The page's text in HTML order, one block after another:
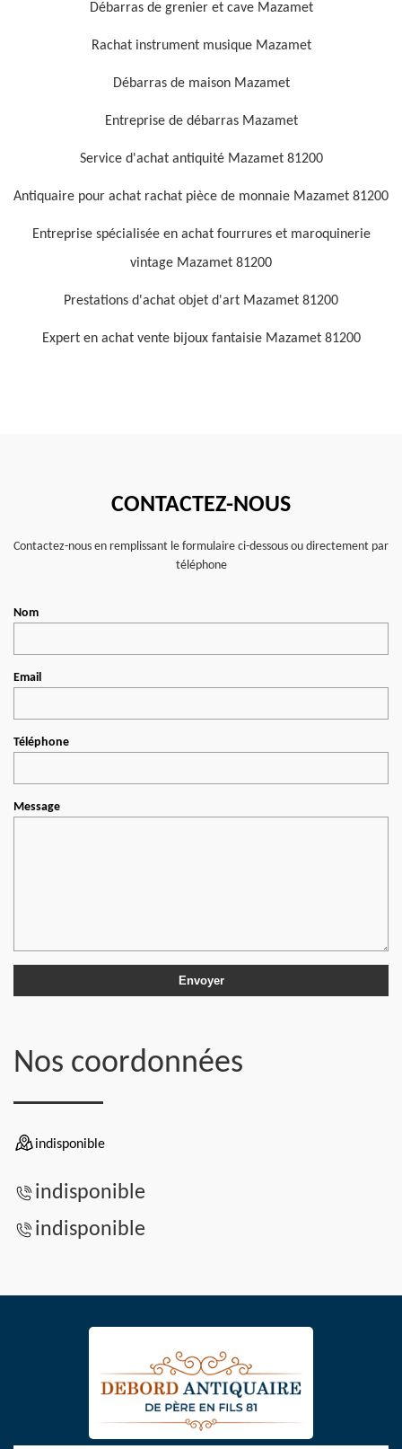
Débarras de grenier et cave Mazamet
Rachat instrument musique Mazamet
Débarras de maison Mazamet
Entreprise de débarras Mazamet
Service d'achat antiquité Mazamet 81200
Antiquaire pour achat rachat pièce de monnaie Mazamet 81200
Entreprise spécialisée en achat fourrures et maroquinerie
vintage Mazamet 81200
Prestations d'achat objet d'art Mazamet 81200
Expert en achat vente bijoux fantaisie Mazamet 81200
CONTACTEZ-NOUS
Contactez-nous en remplissant le formulaire ci-dessous ou directement par
téléphone
Nom
Email
Téléphone
Message
Nos coordonnées
indisponible
indisponible
indisponible